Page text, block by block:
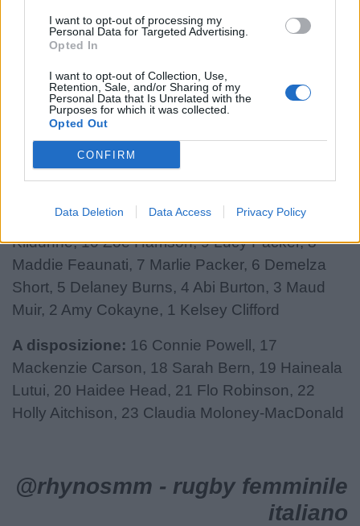
I want to opt-out of processing my
Personal Data for Targeted Advertising.
Opted In
I want to opt-out of Collection, Use,
Retention, Sale, and/or Sharing of my
Personal Data that Is Unrelated with the
Purposes for which it was collected.
Opted Out
CONFIRM
Data Deletion Data Access Privacy Policy
Beatrice Veronese, 5 Alessandra Frangipani, 4
Valeria Fedrighi, 3 Vittoria Zanette, 2 Vittoria
A disposizione:16 Chiara Cheli, 17 Gaia Maris,
18 Gaia Dosi, 19 Giordana Duca, 20 Francesca
Sgorbini, 21 Alia Bitonci, 22 Emma Stevanin, 23
Francesca Granzotto
Megan Jones (C), 12 Helena Rowland, 11 Ellie
Kildunne, 10 Zoe Harrison, 9 Lucy Packer, 8
Maddie Feaunati, 7 Marlie Packer, 6 Demelza
Short, 5 Delaney Burns, 4 Abi Burton, 3 Maud
Muir, 2 Amy Cokayne, 1 Kelsey Clifford
A disposizione: 16 Connie Powell, 17
Mackenzie Carson, 18 Sarah Bern, 19 Haineala
Lutui, 20 Haidee Head, 21 Flo Robinson, 22
Holly Aitchison, 23 Claudia Moloney-MacDonald
@rhynosmm - rugby femminile
italiano